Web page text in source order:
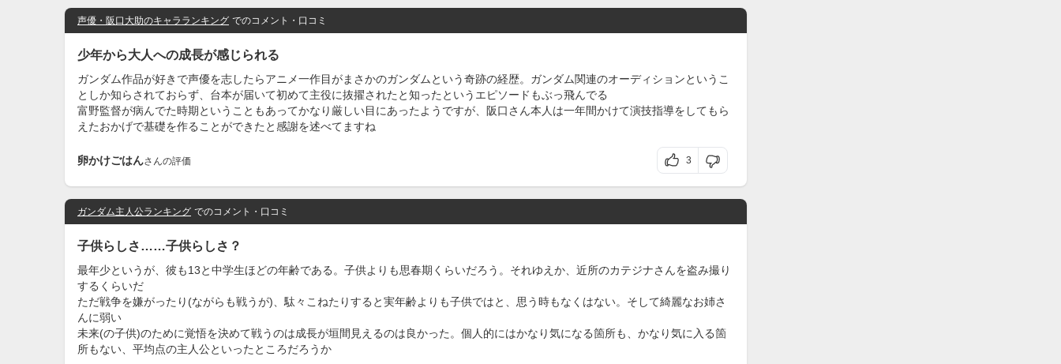
声優・阪口大助のキャラランキング でのコメント・口コミ
少年から大人への成長が感じられる
ガンダム作品が好きで声優を志したらアニメ一作目がまさかのガンダムという奇跡の経歴。ガンダム関連のオーディションというこ
としか知らされておらず、台本が届いて初めて主役に抜擢されたと知ったというエピソードもぶっ飛んでる
富野監督が病んでた時期ということもあってかなり厳しい目にあったようですが、阪口さん本人は一年間かけて演技指導をしてもら
えたおかげで基礎を作ることができたと感謝を述べてますね
卵かけごはんさんの評価 3
ガンダム主人公ランキング でのコメント・口コミ
子供らしさ……子供らしさ？
最年少というが、彼も13と中学生ほどの年齢である。子供よりも思春期くらいだろう。それゆえか、近所のカテジナさんを盗み撮り
するくらいだ
ただ戦争を嫌がったり(ながらも戦うが)、駄々こねたりすると実年齢よりも子供ではと、思う時もなくはない。そして綺麗なお姉さ
んに弱い
未来(の子供)のために覚悟を決めて戦うのは成長が垣間見えるのは良かった。個人的にはかなり気になる箇所も、かなり気に入る箇
所もない、平均点の主人公といったところだろうか